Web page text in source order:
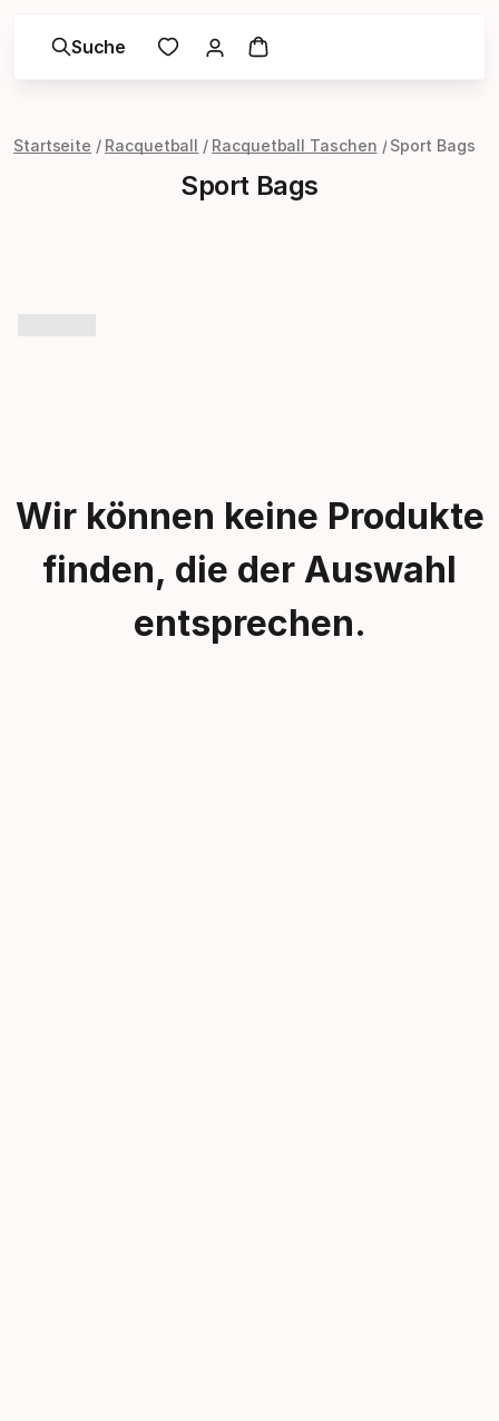
Suche
Startseite Racquetball Racquetball Taschen Sport Bags
Sport Bags
Wir können keine Produkte
finden, die der Auswahl
entsprechen.